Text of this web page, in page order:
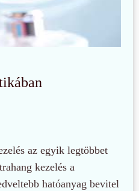
az egyik legtöbbet
kezelés a
hatóanyag bevitel